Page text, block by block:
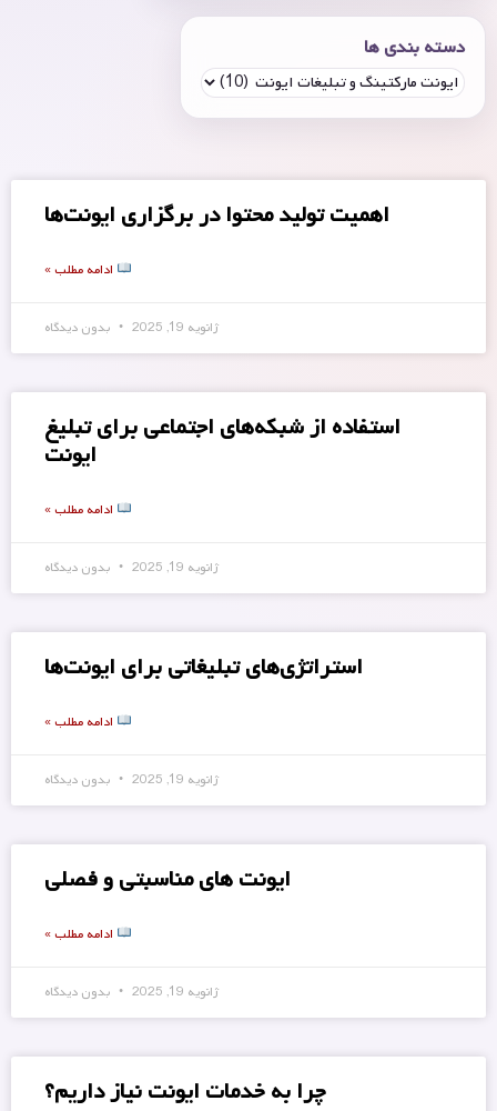
دسته بندی ها
اهمیت تولید محتوا در برگزاری ایونت‌ها
ادامه مطلب »
ژانویه 19, 2025 بدون دیدگاه
استفاده از شبکه‌های اجتماعی برای تبلیغ
ایونت
ادامه مطلب »
ژانویه 19, 2025 بدون دیدگاه
استراتژی‌های تبلیغاتی برای ایونت‌ها
ادامه مطلب »
ژانویه 19, 2025 بدون دیدگاه
ایونت های مناسبتی و فصلی
ادامه مطلب »
ژانویه 19, 2025 بدون دیدگاه
چرا به خدمات ایونت نیاز داریم؟